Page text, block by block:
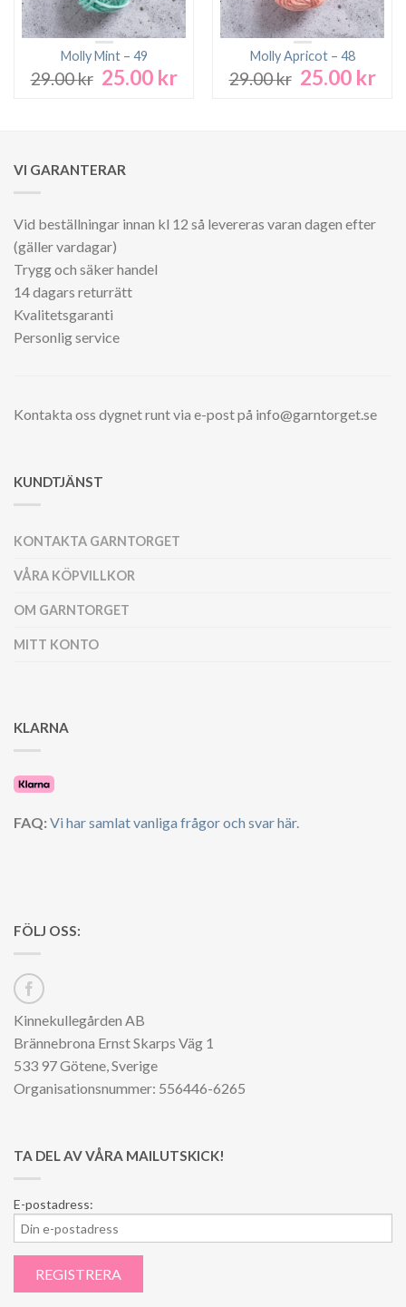
Molly Mint – 49
29.00kr Det
25.00 krDet
Molly Apricot – 48
29.00kr Det
25.00 krDet
VI GARANTERAR
Vid beställningar innan kl 12 så levereras varan dagen efter
(gäller vardagar)
Trygg och säker handel
14 dagars returrätt
Kvalitetsgaranti
Personlig service
Kontakta oss dygnet runt via e-post på info@garntorget.se
KUNDTJÄNST
KONTAKTA GARNTORGET
VÅRA KÖPVILLKOR
OM GARNTORGET
MITT KONTO
KLARNA
FAQ:Vi har samlat vanliga frågor och svar här.
FÖLJ OSS:
Kinnekullegården AB
Brännebrona Ernst Skarps Väg 1
533 97 Götene, Sverige
Organisationsnummer: 556446-6265
TA DEL AV VÅRA MAILUTSKICK!
E-postadress: